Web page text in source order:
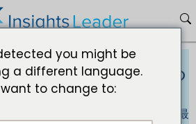
年までに4,936.63百万の
ポンプの需要増加農業分野は世界最
you might be
a different language.
to change to: